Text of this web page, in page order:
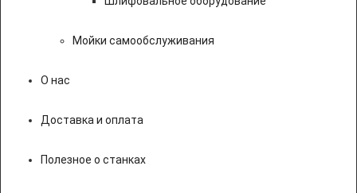
Мойки самообслуживания
О нас
Доставка и оплата
Полезное о станках